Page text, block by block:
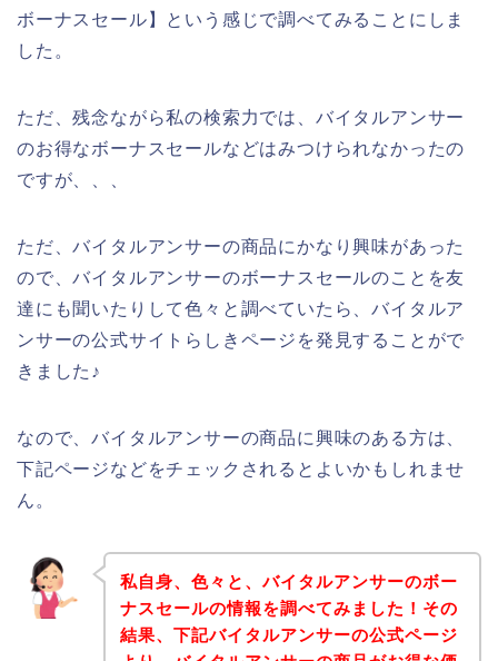
ボーナスセール】という感じで調べてみることにしま
した。
ただ、残念ながら私の検索力では、バイタルアンサー
のお得なボーナスセールなどはみつけられなかったの
ですが、、、
ただ、バイタルアンサーの商品にかなり興味があった
ので、バイタルアンサーのボーナスセールのことを友
達にも聞いたりして色々と調べていたら、バイタルア
ンサーの公式サイトらしきページを発見することがで
きました♪
なので、バイタルアンサーの商品に興味のある方は、
下記ページなどをチェックされるとよいかもしれませ
ん。
私自身、色々と、バイタルアンサーのボー
ナスセールの情報を調べてみました！その
結果、下記バイタルアンサーの公式ページ